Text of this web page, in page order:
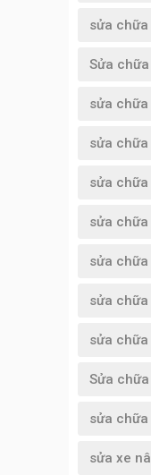
sửa
Sửa
sửa
sửa
sửa
sửa
sửa
sửa
sửa chữa
Sửa
sửa chữa
sửa xe